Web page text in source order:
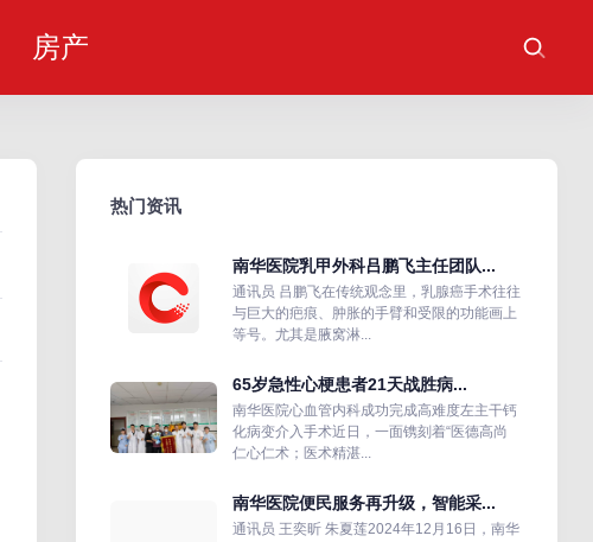
房产
热门资讯
南华医院乳甲外科吕鹏飞主任团队...
通讯员 吕鹏飞在传统观念里，乳腺癌手术往往
与巨大的疤痕、肿胀的手臂和受限的功能画上
等号。尤其是腋窝淋...
65岁急性心梗患者21天战胜病...
南华医院心血管内科成功完成高难度左主干钙
化病变介入手术近日，一面镌刻着“医德高尚
仁心仁术；医术精湛...
南华医院便民服务再升级，智能采...
通讯员 王奕昕 朱夏莲2024年12月16日，南华